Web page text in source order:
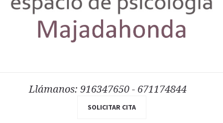
Llámanos: 916347650 - 671174844
SOLICITAR CITA